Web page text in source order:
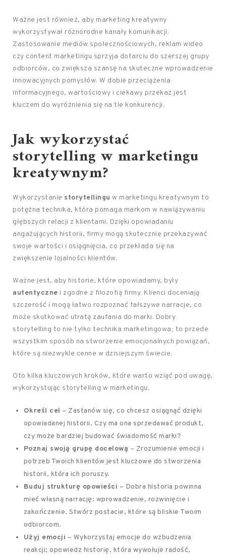
Ważne jest również, aby marketing kreatywny
wykorzystywał różnorodne kanały komunikacji.
Zastosowanie mediów społecznościowych, reklam wideo
czy content marketingu sprzyja dotarciu do szerszej grupy
odbiorców, co zwiększa szansę na skuteczne wprowadzenie
innowacyjnych pomysłów. W dobie przeciążenia
informacyjnego, wartościowy i ciekawy przekaz jest
kluczem do wyróżnienia się na tle konkurencji.
Jak wykorzystać
storytelling w marketingu
kreatywnym?
Wykorzystanie storytellingu w marketingu kreatywnym to
potężna technika, która pomaga markom w nawiązywaniu
głębszych relacji z klientami. Dzięki opowiadaniu
angażujących historii, firmy mogą skutecznie przekazywać
swoje wartości i osiągnięcia, co przekłada się na
zwiększenie lojalności klientów.
Ważne jest, aby historie, które opowiadamy, były
autentyczne i zgodne z filozofią firmy. Klienci doceniają
szczerość i mogą łatwo rozpoznać fałszywe narracje, co
może skutkować utratą zaufania do marki. Dobry
storytelling to nie tylko technika marketingowa; to przede
wszystkim sposób na stworzenie emocjonalnych powiązań,
które są niezwykle cenne w dzisiejszym świecie.
Oto kilka kluczowych kroków, które warto wziąć pod uwagę,
wykorzystując storytelling w marketingu:
Określ cel – Zastanów się, co chcesz osiągnąć dzięki
opowiadanej historii. Czy ma ona sprzedawać produkt,
czy może bardziej budować świadomość marki?
Poznaj swoją grupę docelową – Zrozumienie emocji i
potrzeb Twoich klientów jest kluczowe do stworzenia
historii, która ich poruszy.
Buduj strukturę opowieści – Dobra historia powinna
mieć własną narrację: wprowadzenie, rozwinięcie i
zakończenie. Stwórz postacie, które są bliskie Twoim
odbiorcom.
Użyj emocji – Wykorzystaj emocje do wzbudzenia
reakcji; opowiedz historię, która wywołuje radość,